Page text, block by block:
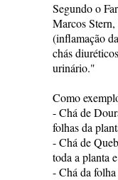
Segundo o
Marcos
(inflamação
chás
urinário."
Como
- Chá de
folhas da
- Chá de
toda a planta e
- Chá da